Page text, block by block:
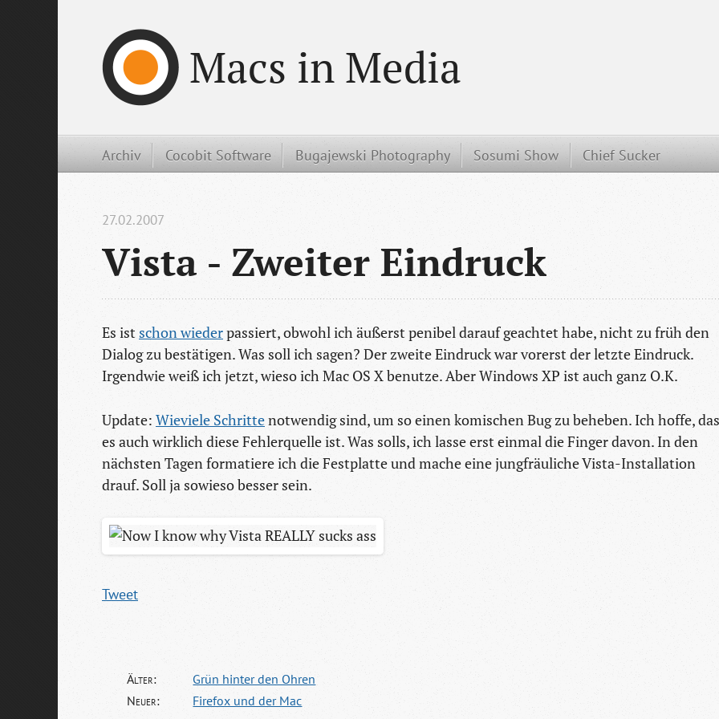
Macs in Media
Archiv Cocobit Software Bugajewski Photography Sosumi Show Chief Sucker
Vista - Zweiter Eindruck
27.02.2007
Es ist schon wiederpassiert, obwohl ich äußerst penibel darauf geachtet habe, nicht zu früh den
Dialog zu bestätigen. Was soll ich sagen? Der zweite Eindruck war vorerst der letzte Eindruck.
Irgendwie weiß ich jetzt, wieso ich Mac OS X benutze. Aber Windows XP ist auch ganz O.K.
Update: Wieviele Schrittenotwendig sind, um so einen komischen Bug zu beheben. Ich hoffe,
es auch wirklich diese Fehlerquelle ist. Was solls, ich lasse erst einmal die Finger davon. In den
nächsten Tagen formatiere ich die Festplatte und mache eine jungfräuliche Vista-Installation
drauf. Soll ja sowieso besser sein.
Tweet
Älter:
Grün hinter den Ohren
Neuer:
Firefox und der Mac